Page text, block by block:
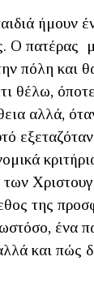
ήμουν
Ο πατέρας
πόλη και
θέλω,
αλλά,
των
της
ένα
και πώς